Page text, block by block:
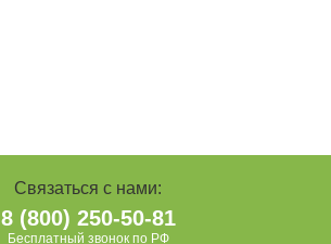
Связаться с нами:
8 (800) 250-50-81
Бесплатный звонок по РФ